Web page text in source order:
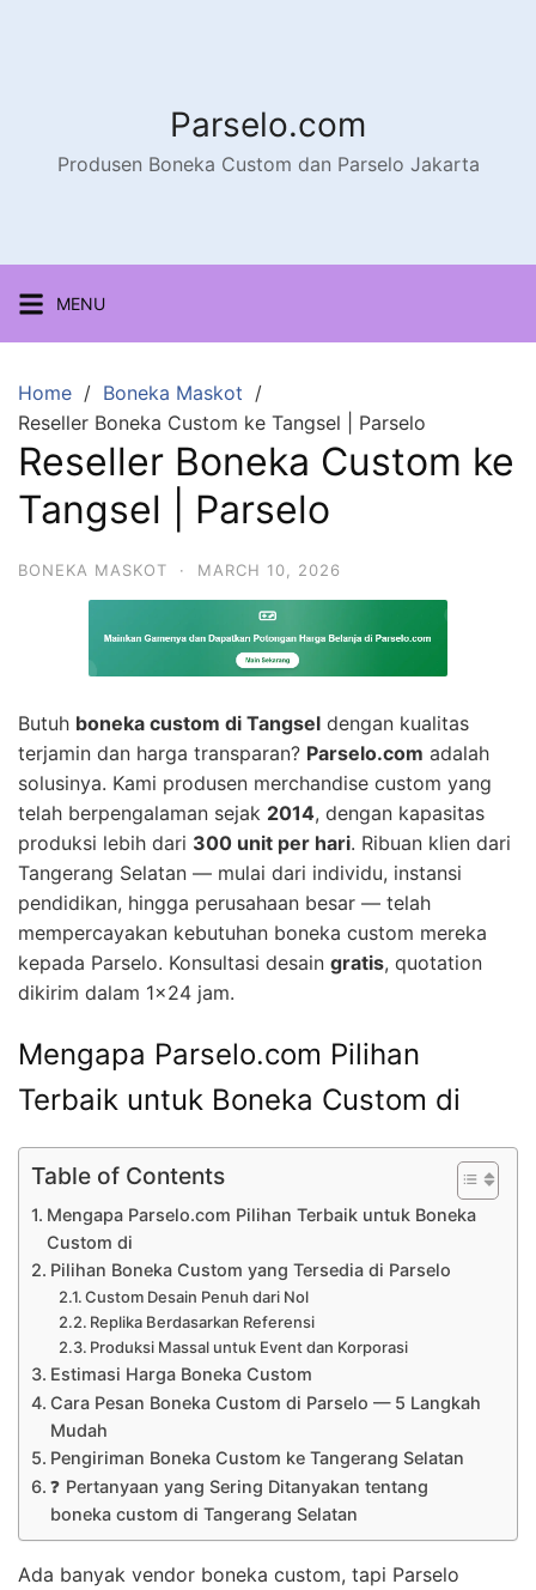
Parselo.com
Produsen Boneka Custom dan Parselo Jakarta
MENU
Home
Boneka Maskot
Reseller Boneka Custom ke Tangsel | Parselo
Reseller Boneka Custom ke
Tangsel | Parselo
BONEKA MASKOT · MARCH 10, 2026
Butuh boneka custom di Tangsel dengan kualitas
terjamin dan harga transparan? Parselo.com adalah
solusinya. Kami produsen merchandise custom yang
telah berpengalaman sejak 2014, dengan kapasitas
produksi lebih dari 300 unit per hari. Ribuan klien dari
Tangerang Selatan — mulai dari individu, instansi
pendidikan, hingga perusahaan besar — telah
mempercayakan kebutuhan boneka custom mereka
kepada Parselo. Konsultasi desain gratis, quotation
dikirim dalam 1×24 jam.
Mengapa Parselo.com Pilihan
Terbaik untuk Boneka Custom di
Table of Contents
Mengapa Parselo.com Pilihan Terbaik untuk Boneka
Custom di
Pilihan Boneka Custom yang Tersedia di Parselo
Custom Desain Penuh dari Nol
Replika Berdasarkan Referensi
Produksi Massal untuk Event dan Korporasi
Estimasi Harga Boneka Custom
Cara Pesan Boneka Custom di Parselo — 5 Langkah
Mudah
Pengiriman Boneka Custom ke Tangerang Selatan
❓ Pertanyaan yang Sering Ditanyakan tentang
boneka custom di Tangerang Selatan
Ada banyak vendor boneka custom, tapi Parselo